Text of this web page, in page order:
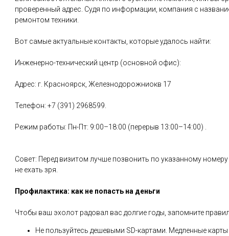
проверенный адрес. Судя по информации, компания с
ремонтом техники.
Вот самые актуальные контакты, которые удалось найти:
Инженерно-технический центр (основной офис):
Адрес: г. Красноярск, Железнодорожниокв 17
Телефон: +7 (391) 2968599.
Режим работы: Пн-Пт: 9:00–18:00 (перерыв 13:00–14:00) .
Совет: Перед визитом лучше позвонить по указанному
не ехать зря.
Профилактика: как не попасть на деньги
Чтобы ваш эхолот радовал вас долгие годы, запомните
Не пользуйтесь дешевыми SD-картами. Медленные